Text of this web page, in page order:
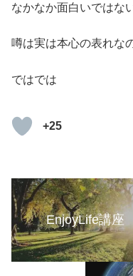
なかなか面白いではな
噂は実は本心の表れな
ではでは
+25
EnjoyLife講座